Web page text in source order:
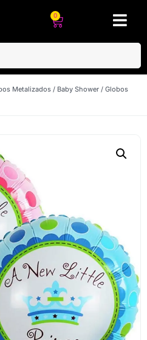
0
Metalizados / Baby Shower / Globos